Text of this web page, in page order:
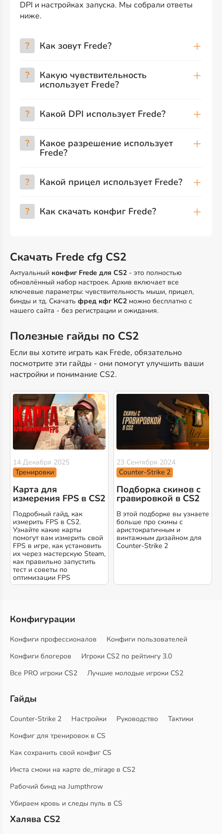
DPI и настройках запуска. Мы собрали ответы
ниже.
? Как зовут Frede?
? Какую чувствительность
использует Frede?
? Какой DPI использует Frede?
? Какое разрешение использует
Frede?
? Какой прицел использует Frede?
? Как скачать конфиг Frede?
Скачать Frede cfg CS2
Актуальный конфиг Frede для CS2 - это полностью
обновлённый набор настроек. Архив включает все
ключевые параметры: чувствительность мыши, прицел,
бинды и тд. Скачать фред кфг КС2 можно бесплатно с
нашего сайта - без регистрации и ожидания.
Полезные гайды по CS2
Если вы хотите играть как Frede, обязательно
посмотрите эти гайды - они помогут улучшить ваши
настройки и понимание CS2.
14 Декабря 2025
Тренировки
Карта для
измерения FPS в CS2
Подробный гайд, как
измерить FPS в CS2.
Узнайте какие карты
помогут вам измерить свой
FPS в игре, как установить
их через мастерскую Steam,
как правильно запустить
тест и советы по
оптимизации FPS
23 Сентября 2024
Counter-Strike 2
Подборка скинов с
гравировкой в CS2
В этой подборке вы узнаете
больше про скины с
аристократичным и
винтажным дизайном для
Counter-Strike 2
Конфигурации
Конфиги профессионалов
Конфиги пользователей
Конфиги блогеров
Игроки CS2 по рейтингу 3.0
Все PRO игроки CS2
Лучшие молодые игроки CS2
Гайды
Counter-Strike 2 Настройки Руководство
Тактики
Конфиг для тренировок в CS
Как сохранить свой конфиг CS
Инста смоки на карте de_mirage в CS2
Рабочий бинд на Jumpthrow
Убираем кровь и следы пуль в CS
Халява CS2